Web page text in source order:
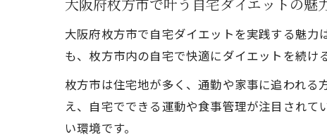
大阪府枚方市で叶う自宅ダイエットの魅
大阪府枚方市で自宅ダイエットを実践する魅
も、枚方市内の自宅で快適にダイエットを続け
枚方市は住宅地が多く、通勤や家事に追われ
え、自宅でできる運動や食事管理が注目され
い環境です。